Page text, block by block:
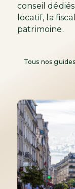
conseil
locatif, la
patrimoine.
Tous nos guides